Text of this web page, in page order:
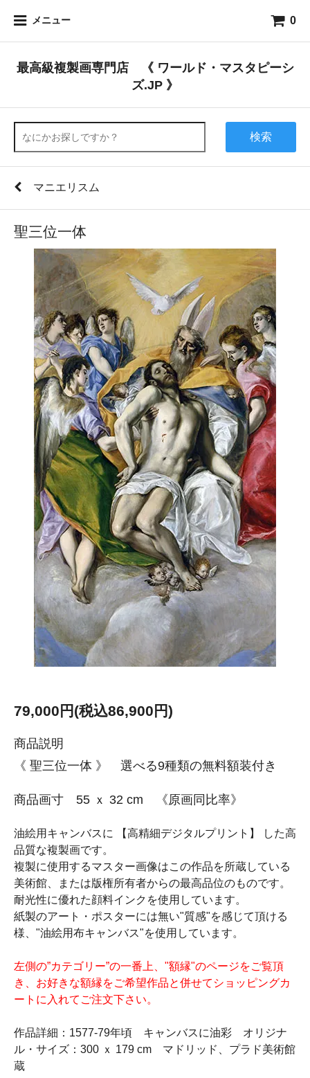
メニュー 0
最高級複製画専門店 《 ワールド・マスタピーシ
ズ.JP 》
検索
マニエリスム
聖三位一体
79,000円(税込86,900円)
商品説明
《 聖三位一体 》 選べる9種類の無料額装付き
商品画寸 55 ｘ 32 cm 《原画同比率》
油絵用キャンバスに 【高精細デジタルプリント】 した高
品質な複製画です。
複製に使用するマスター画像はこの作品を所蔵している
美術館、または版権所有者からの最高品位のものです。
耐光性に優れた顔料インクを使用しています。
紙製のアート・ポスターには無い"質感"を感じて頂ける
様、"油絵用布キャンバス"を使用しています。
左側の”カテゴリー”の一番上、"額縁"のページをご覧頂
き、お好きな額縁をご希望作品と併せてショッピングカ
ートに入れてご注文下さい。
作品詳細：1577-79年頃 キャンバスに油彩 オリジナ
ル・サイズ：300 ｘ 179 cm マドリッド、プラド美術館
蔵